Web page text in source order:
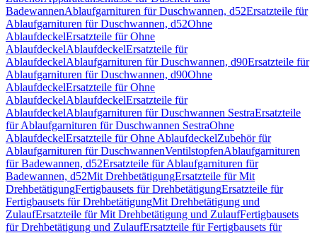
BadewannenAblaufgarnituren für Duschwannen, d52Ersatzteile für
Ablaufgarnituren für Duschwannen, d52Ohne
AblaufdeckelErsatzteile für Ohne
AblaufdeckelAblaufdeckelErsatzteile für
AblaufdeckelAblaufgarnituren für Duschwannen, d90Ersatzteile für
Ablaufgarnituren für Duschwannen, d90Ohne
AblaufdeckelErsatzteile für Ohne
AblaufdeckelAblaufdeckelErsatzteile für
AblaufdeckelAblaufgarnituren für Duschwannen SestraErsatzteile
für Ablaufgarnituren für Duschwannen SestraOhne
AblaufdeckelErsatzteile für Ohne AblaufdeckelZubehör für
Ablaufgarnituren für DuschwannenVentilstopfenAblaufgarnituren
für Badewannen, d52Ersatzteile für Ablaufgarnituren für
Badewannen, d52Mit DrehbetätigungErsatzteile für Mit
DrehbetätigungFertigbausets für DrehbetätigungErsatzteile für
Fertigbausets für DrehbetätigungMit Drehbetätigung und
ZulaufErsatzteile für Mit Drehbetätigung und ZulaufFertigbausets
für Drehbetätigung und ZulaufErsatzteile für Fertigbausets für